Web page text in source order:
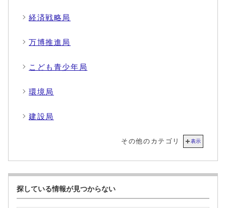
経済戦略局
万博推進局
こども青少年局
環境局
建設局
その他のカテゴリ 表示
探している情報が見つからない